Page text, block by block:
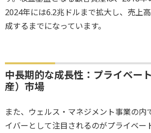
2024年には6.2兆ドルまで拡大し、売上
成するまでになっています。
中長期的な成長性：プライベー
産）市場
また、ウェルス・マネジメント事業の内
イバーとして注目されるのがプライベー